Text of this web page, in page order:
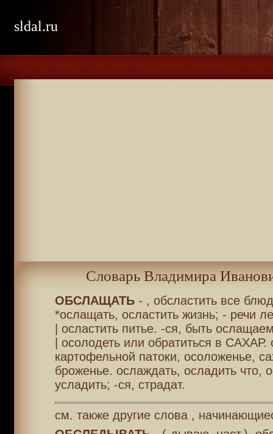
sldal.ru
Словарь Владимира
ОБСЛАЩАТЬ- , обсластить все
*ослащать, осластить жизнь; - речи
| осластить питье. -ся, быть
| осолодеть или обратиться в
картофельной патоки, осоложенье,
броженье. ослаждать, осладить что,
усладить; -ся, страдат.
см. также другие слова ,